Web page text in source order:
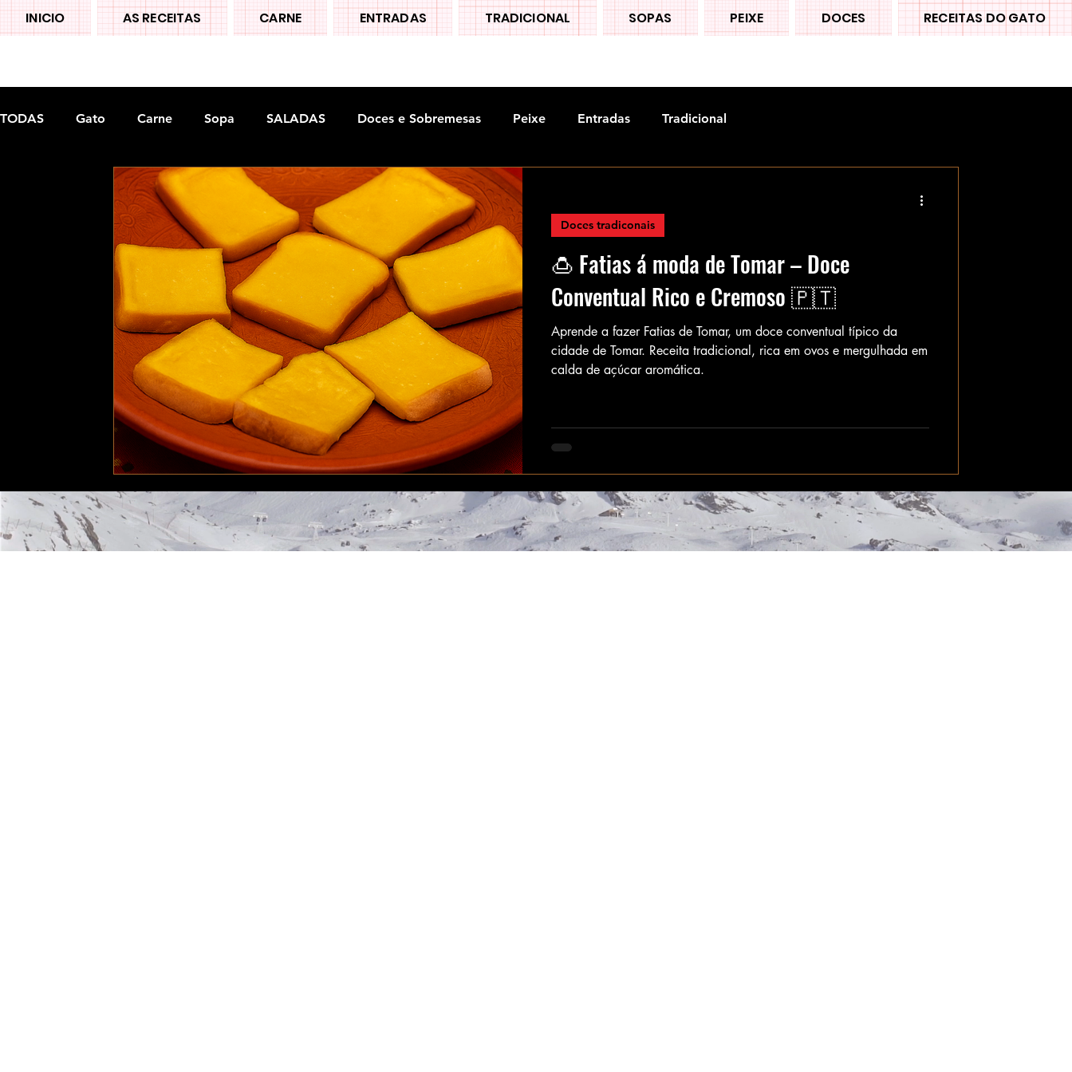
INICIO AS RECEITAS CARNE ENTRADAS TRADICIONAL SOPAS PEIXE DOCES RECEITAS DO GATO
TODAS Gato Carne Sopa SALADAS Doces e Sobremesas Peixe Entradas Tradicional
Doces tradiconais Legumes
🍮 Fatias á moda de Tomar – Doce
Conventual Rico e Cremoso 🇵🇹
Aprende a fazer Fatias de Tomar, um doce conventual típico da
cidade de Tomar. Receita tradicional, rica em ovos e mergulhada em
calda de açúcar aromática.
Doces tradiconais